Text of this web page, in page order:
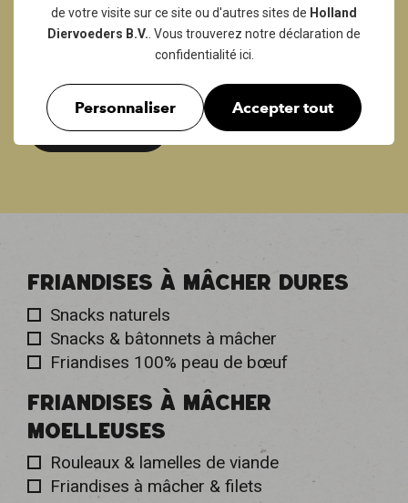
de votre visite sur ce site ou d'autres sites de Holland
Diervoeders B.V. . Vous trouverez notre déclaration de
confidentialité ici.
Personnaliser Accepter tout
bâtons à mâcher
friandises en peau de bœuf
Lire la suite
FRIANDISES À MÂCHER DURES
Snacks naturels
Snacks & bâtonnets à mâcher
Friandises 100% peau de bœuf
FRIANDISES À MÂCHER
MOELLEUSES
Rouleaux & lamelles de viande
Friandises à mâcher & filets